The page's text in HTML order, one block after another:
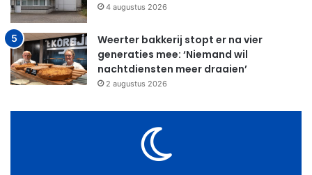
4 augustus 2026
Weerter bakkerij stopt er na vier
generaties mee: ‘Niemand wil
nachtdiensten meer draaien’
2 augustus 2026